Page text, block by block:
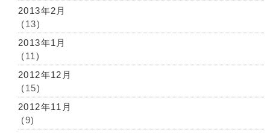
2013年2月
(13)
2013年1月
(11)
2012年12月
(15)
2012年11月
(9)